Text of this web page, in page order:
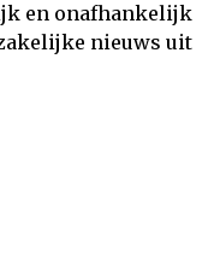
en onafhankelijk
nieuws uit